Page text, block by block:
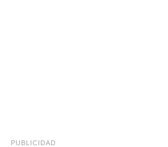
PUBLICIDAD